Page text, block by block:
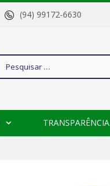
(94) 99172-6630
Pesquisar
TRANSPARÊNCIA